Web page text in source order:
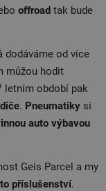
offroad tak bude
dodáváme od více
můžou hodit
letním období pak
. Pneumatiky si
auto výbavou
Geis Parcel a my
příslušenství.